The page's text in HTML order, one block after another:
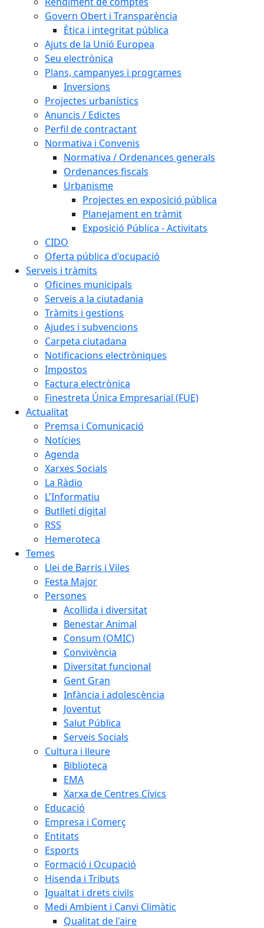
Govern Obert i Transparència
Ètica i integritat pública
Ajuts de la Unió Europea
Seu electrònica
Plans, campanyes i programes
Inversions
Projectes urbanístics
Anuncis / Edictes
Perfil de contractant
Normativa i Convenis
Normativa / Ordenances generals
Ordenances fiscals
Urbanisme
Projectes en exposició pública
Planejament en tràmit
Exposició Pública - Activitats
CIDO
Oferta pública d'ocupació
Serveis i tràmits
Oficines municipals
Serveis a la ciutadania
Tràmits i gestions
Ajudes i subvencions
Carpeta ciutadana
Notificacions electròniques
Impostos
Factura electrònica
Finestreta Única Empresarial (FUE)
Actualitat
Premsa i Comunicació
Notícies
Agenda
Xarxes Socials
La Ràdio
L'Informatiu
Butlletí digital
RSS
Hemeroteca
Temes
Llei de Barris i Viles
Festa Major
Persones
Acollida i diversitat
Benestar Animal
Consum (OMIC)
Convivència
Diversitat funcional
Gent Gran
Infància i adolescència
Joventut
Salut Pública
Serveis Socials
Cultura i lleure
Biblioteca
EMA
Xarxa de Centres Cívics
Educació
Empresa i Comerç
Entitats
Esports
Formació i Ocupació
Hisenda i Tributs
Igualtat i drets civils
Medi Ambient i Canvi Climàtic
Qualitat de l'aire